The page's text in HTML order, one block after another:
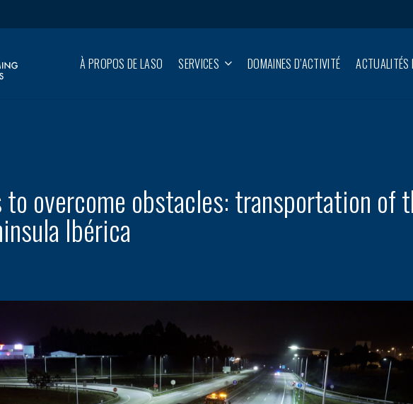
À PROPOS DE LASO SERVICES DOMAINES D’ACTIVITÉ ACTUALITÉS
to overcome obstacles: transportation of
Ibérica